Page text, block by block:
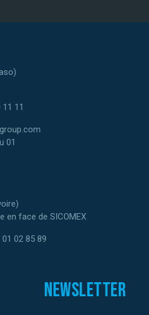
11
01
en face de SICOMEX
02 85 89
Newsletter